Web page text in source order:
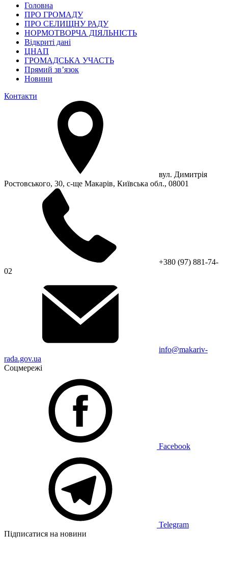
Головна
ПРО ГРОМАДУ
ПРО СЕЛИЩНУ РАДУ
НОРМОТВОРЧА ДІЯЛЬНІСТЬ
Відкриті дані
ЦНАП
ГРОМАДСЬКА УЧАСТЬ
Прямий зв’язок
Новини
Контакти
вул. Димитрія
Ростовського, 30, с-ще Макарів, Київська обл., 08001
+380 (97) 881-74-
02
info@makariv-
rada.gov.ua
Соцмережі
Facebook
Telegram
Підписатися на новини